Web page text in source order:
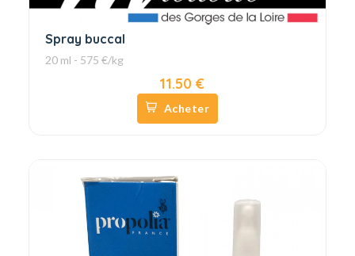
Spray buccal
20 ml - 575 €/kg
11.50 €
Acheter